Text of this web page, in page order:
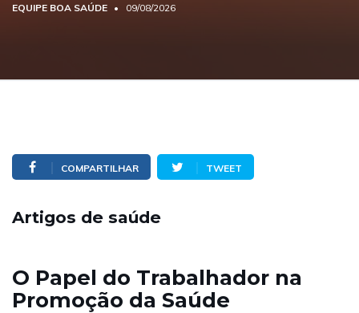
EQUIPE BOA SAÚDE 09/08/2026
COMPARTILHAR TWEET
Artigos de saúde
O Papel do Trabalhador na
Promoção da Saúde